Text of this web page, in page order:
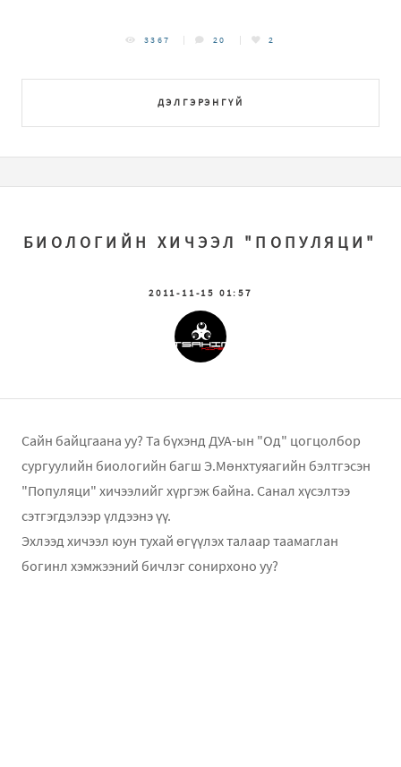
ДЭЛГЭРЭНГҮЙ
3367 20 2
БИОЛОГИЙН ХИЧЭЭЛ "ПОПУЛЯЦИ"
2011-11-15 01:57
Сайн байцгаана уу? Та бүхэнд ДУА-ын "Од" цогцолбор
сургуулийн биологийн багш Э.Мөнхтуяагийн бэлтгэсэн
"Популяци" хичээлийг хүргэж байна. Санал хүсэлтээ
сэтгэгдэлээр үлдээнэ үү.
Эхлээд хичээл юун тухай өгүүлэх талаар таамаглан
богинл хэмжээний бичлэг сонирхоно уу?